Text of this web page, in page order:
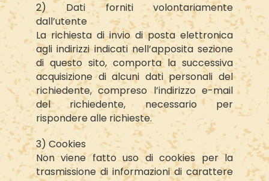
2) Dati forniti volontariamente
dall’utente
La richiesta di invio di posta elettronica
agli indirizzi indicati nell’apposita sezione
di questo sito, comporta la successiva
acquisizione di alcuni dati personali del
richiedente, compreso l’indirizzo e-mail
del richiedente, necessario per
rispondere alle richieste.
3) Cookies
Non viene fatto uso di cookies per la
trasmissione di informazioni di carattere